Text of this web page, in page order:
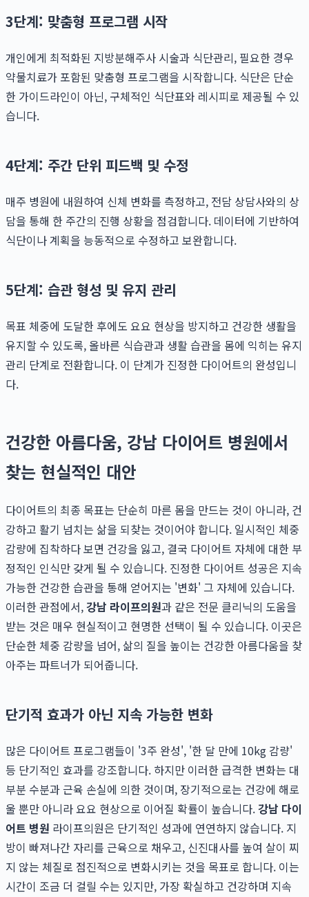
3단계: 맞춤형 프로그램 시작
개인에게 최적화된 지방분해주사 시술과 식단관리, 필요한 경우
약물치료가 포함된 맞춤형 프로그램을 시작합니다. 식단은 단순
한 가이드라인이 아닌, 구체적인 식단표와 레시피로 제공될 수 있
습니다.
4단계: 주간 단위 피드백 및 수정
매주 병원에 내원하여 신체 변화를 측정하고, 전담 상담사와의 상
담을 통해 한 주간의 진행 상황을 점검합니다. 데이터에 기반하여
식단이나 계획을 능동적으로 수정하고 보완합니다.
5단계: 습관 형성 및 유지 관리
목표 체중에 도달한 후에도 요요 현상을 방지하고 건강한 생활을
유지할 수 있도록, 올바른 식습관과 생활 습관을 몸에 익히는 유지
관리 단계로 전환합니다. 이 단계가 진정한 다이어트의 완성입니
다.
건강한 아름다움, 강남 다이어트 병원에서
찾는 현실적인 대안
다이어트의 최종 목표는 단순히 마른 몸을 만드는 것이 아니라, 건
강하고 활기 넘치는 삶을 되찾는 것이어야 합니다. 일시적인 체중
감량에 집착하다 보면 건강을 잃고, 결국 다이어트 자체에 대한 부
정적인 인식만 갖게 될 수 있습니다. 진정한 다이어트 성공은 지속
가능한 건강한 습관을 통해 얻어지는 '변화' 그 자체에 있습니다.
이러한 관점에서, 강남 라이프의원과 같은 전문 클리닉의 도움을
받는 것은 매우 현실적이고 현명한 선택이 될 수 있습니다. 이곳은
단순한 체중 감량을 넘어, 삶의 질을 높이는 건강한 아름다움을 찾
아주는 파트너가 되어줍니다.
단기적 효과가 아닌 지속 가능한 변화
많은 다이어트 프로그램들이 '3주 완성', '한 달 만에 10kg 감량'
등 단기적인 효과를 강조합니다. 하지만 이러한 급격한 변화는 대
부분 수분과 근육 손실에 의한 것이며, 장기적으로는 건강에 해로
울 뿐만 아니라 요요 현상으로 이어질 확률이 높습니다. 강남 다이
어트 병원 라이프의원은 단기적인 성과에 연연하지 않습니다. 지
방이 빠져나간 자리를 근육으로 채우고, 신진대사를 높여 살이 찌
지 않는 체질로 점진적으로 변화시키는 것을 목표로 합니다. 이는
시간이 조금 더 걸릴 수는 있지만, 가장 확실하고 건강하며 지속